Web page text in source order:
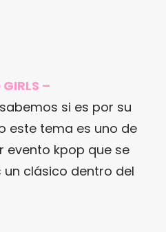
–
si es por su
este tema es uno de
evento kpop que se
un clásico dentro del